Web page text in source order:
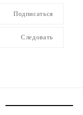
Подписаться
Следовать